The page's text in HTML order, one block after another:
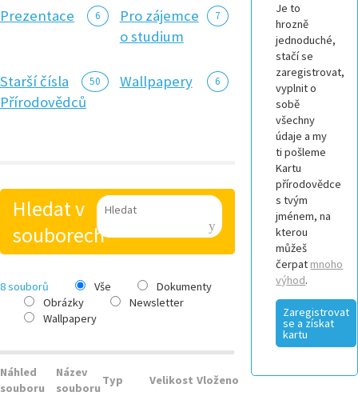
6
Prezentace 7
Pro zájemce
o studium
50
Starší čísla
Přírodovědců
6
Wallpapery
Hledat v
souborech
8 souborů Vše
Dokumenty
Obrázky
Newsletter
Wallpapery
Náhled
souboru
Název
souboru
Typ Velikost Vloženo
Je to
hrozně
jednoduché,
stačí se
zaregistrovat,
vyplnit o
sobě
všechny
údaje a my
ti pošleme
Kartu
přírodovědce
s tvým
jménem, na
kterou
můžeš
čerpat mnoho
výhod.
Zaregistrovat
se a získat
kartu